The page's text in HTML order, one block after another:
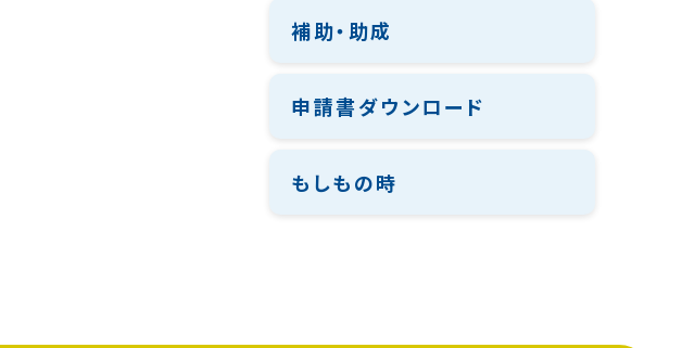
補助・助成
申請書ダウンロード
もしもの時